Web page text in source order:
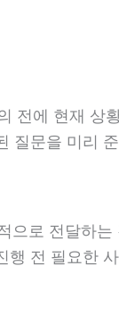
전에 현재 상
질문을 미리
으로 전달하
전 필요한